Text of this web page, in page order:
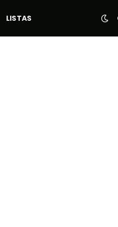
LISTAS